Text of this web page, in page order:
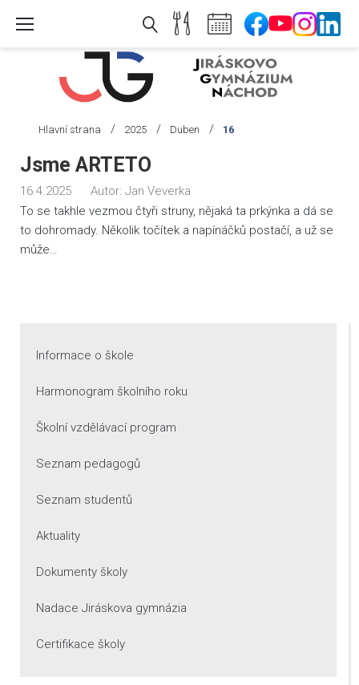
Hlavní strana / 2025 / Duben / 16
Den:
16.
4.
2025
Jsme ARTETO
16.4.2025 Autor: Jan Veverka
To se takhle vezmou čtyři struny, nějaká ta prkýnka a dá se
to dohromady. Několik točítek a napínáčků postačí, a už se
může…
Informace o škole
Harmonogram školního roku
Školní vzdělávací program
Seznam pedagogů
Seznam studentů
Aktuality
Dokumenty školy
Nadace Jiráskova gymnázia
Certifikace školy